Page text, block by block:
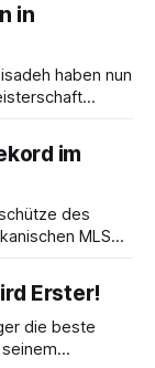
in
haben nun
im
des
MLS
Erster!
die beste